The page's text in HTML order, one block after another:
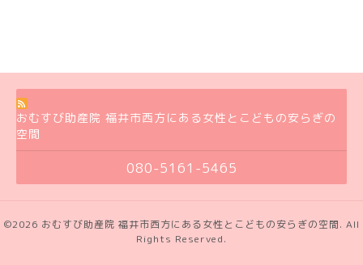
おむすび助産院 福井市西方にある女性とこどもの安らぎの
空間
080-5161-5465
©2026 おむすび助産院 福井市西方にある女性とこどもの安らぎの空間. All
Rights Reserved.